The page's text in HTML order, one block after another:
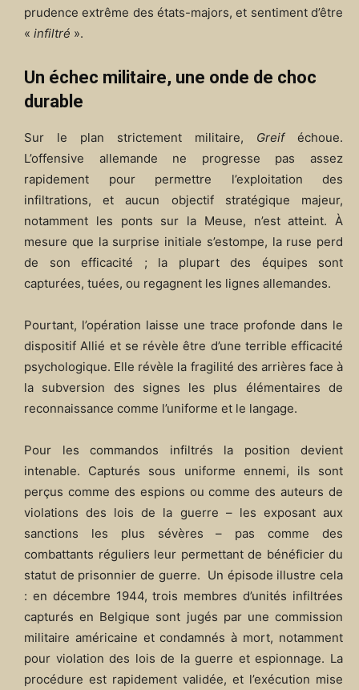
prudence extrême des états-majors, et sentiment d’être
« infiltré ».
Un échec militaire, une onde de choc
durable
Sur le plan strictement militaire, Greiféchoue.
L’offensive allemande ne progresse pas assez
rapidement pour permettre l’exploitation des
infiltrations, et aucun objectif stratégique majeur,
notamment les ponts sur la Meuse, n’est atteint. À
mesure que la surprise initiale s’estompe, la ruse perd
de son efficacité ; la plupart des équipes sont
capturées, tuées, ou regagnent les lignes allemandes.
Pourtant, l’opération laisse une trace profonde dans le
dispositif Allié et se révèle être d’une terrible efficacité
psychologique. Elle révèle la fragilité des arrières face à
la subversion des signes les plus élémentaires de
reconnaissance comme l’uniforme et le langage.
Pour les commandos infiltrés la position devient
intenable. Capturés sous uniforme ennemi, ils sont
perçus comme des espions ou comme des auteurs de
violations des lois de la guerre – les exposant aux
sanctions les plus sévères – pas comme des
combattants réguliers leur permettant de bénéficier du
statut de prisonnier de guerre. Un épisode illustre cela
: en décembre 1944, trois membres d’unités infiltrées
capturés en Belgique sont jugés par une commission
militaire américaine et condamnés à mort, notamment
pour violation des lois de la guerre et espionnage. La
procédure est rapidement validée, et l’exécution mise